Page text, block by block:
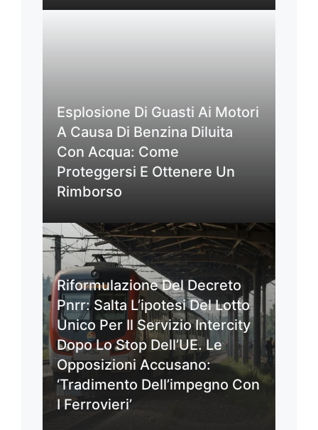
Esplosione Di Guasti Ai Motori
A Causa Di Benzina Diluita
Con Acqua: Come
Proteggersi E Ottenere Un
Rimborso
Riformulazione Del Decreto
Pnrr: Salta L’ipotesi Del Lotto
Unico Per Il Servizio Intercity
Dopo Lo Stop Dell’UE. Le
Opposizioni Accusano:
‘Tradimento Dell’impegno Con
I Ferrovieri’